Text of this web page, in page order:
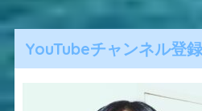
YouTubeチャンネル登